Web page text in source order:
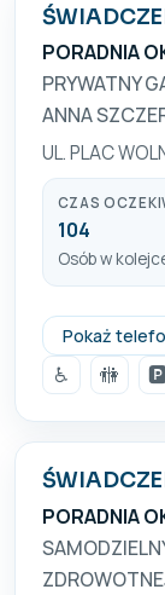
PORADNIA
PRYWATNY
ANNA
UL. PLAC
CZAS
104
Osób w
Pokaż
♿
🚻
PORADNIA